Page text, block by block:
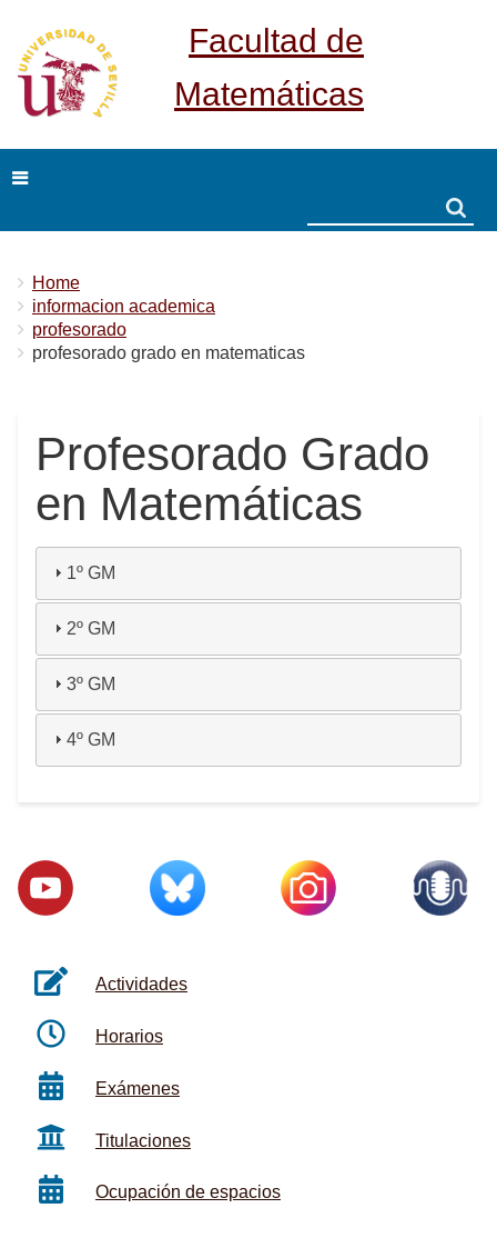
Facultad de
Matemáticas
Breadcrumbs
You
are
here:
Home
informacion academica
profesorado
profesorado grado en matematicas
Profesorado Grado
en Matemáticas
1º GM
2º GM
3º GM
4º GM
Actividades
Horarios
Exámenes
Titulaciones
Ocupación de espacios